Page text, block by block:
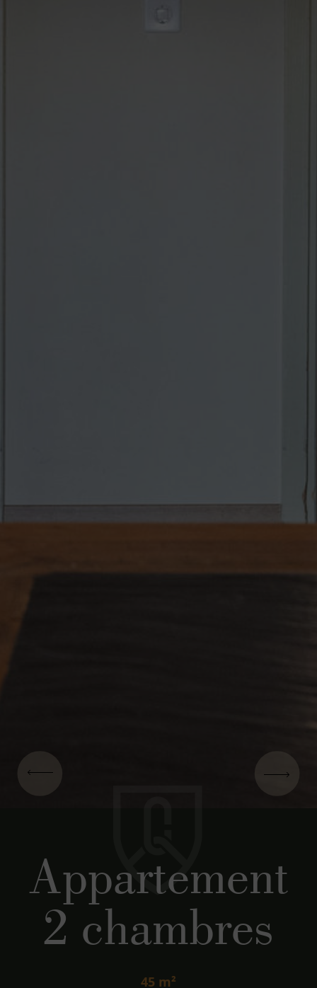
Appartement
2 chambres
45 m²